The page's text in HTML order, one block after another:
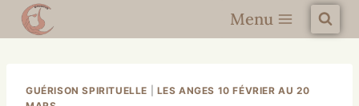
Menu
GUÉRISON SPIRITUELLE
LES ANGES 10 FÉVRIER AU 20